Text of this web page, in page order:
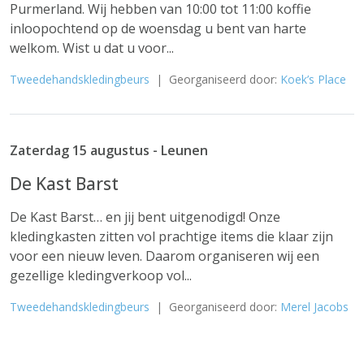
Purmerland. Wij hebben van 10:00 tot 11:00 koffie
inloopochtend op de woensdag u bent van harte
welkom. Wist u dat u voor...
Tweedehandskledingbeurs | Georganiseerd door: Koek’s Place
Zaterdag 15 augustus - Leunen
De Kast Barst
De Kast Barst… en jij bent uitgenodigd! Onze
kledingkasten zitten vol prachtige items die klaar zijn
voor een nieuw leven. Daarom organiseren wij een
gezellige kledingverkoop vol...
Tweedehandskledingbeurs | Georganiseerd door: Merel Jacobs